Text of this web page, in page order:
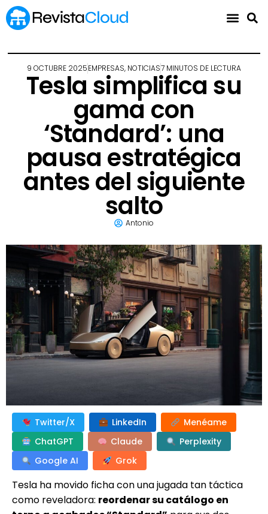
9 OCTUBRE 2025EMPRESAS, NOTICIAS7 MINUTOS DE LECTURA
Tesla simplifica su
gama con
‘Standard’: una
pausa estratégica
antes del siguiente
salto
Antonio
Twitter/X LinkedIn
Menéame
ChatGPT
Claude
Perplexity
Google AI
Grok
Tesla ha movido ficha con una jugada tan táctica
como reveladora: reordenar su catálogo en